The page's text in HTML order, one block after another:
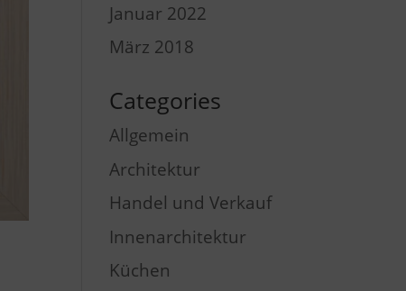
Januar 2022
März 2018
Categories
Allgemein
Architektur
Handel und Verkauf
Innenarchitektur
Küchen